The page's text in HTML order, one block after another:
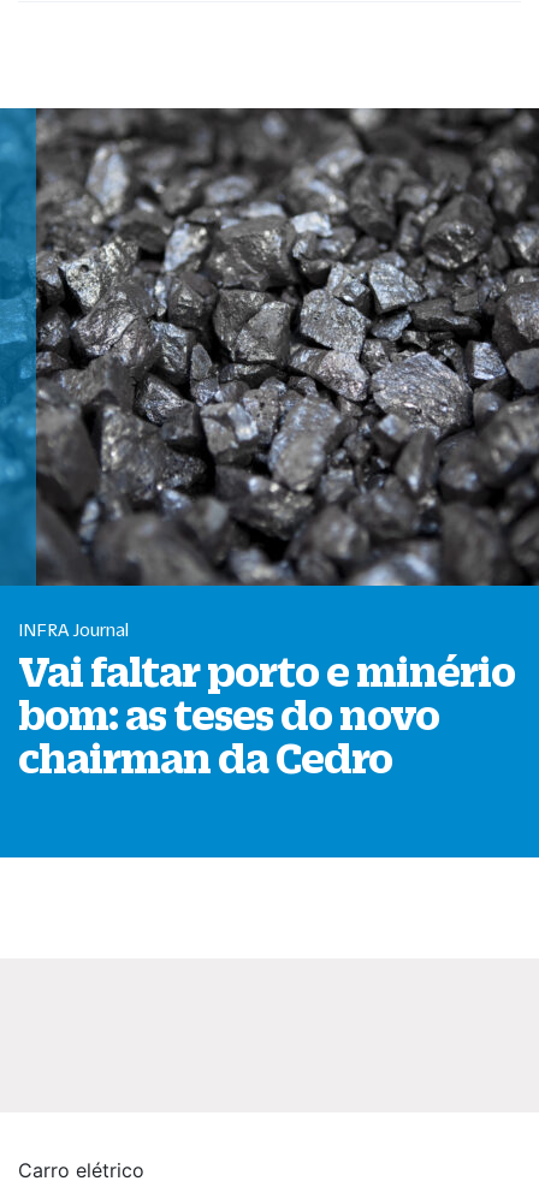
INFRA Journal
Vai faltar porto e minério
bom: as teses do novo
chairman da Cedro
Carro elétrico